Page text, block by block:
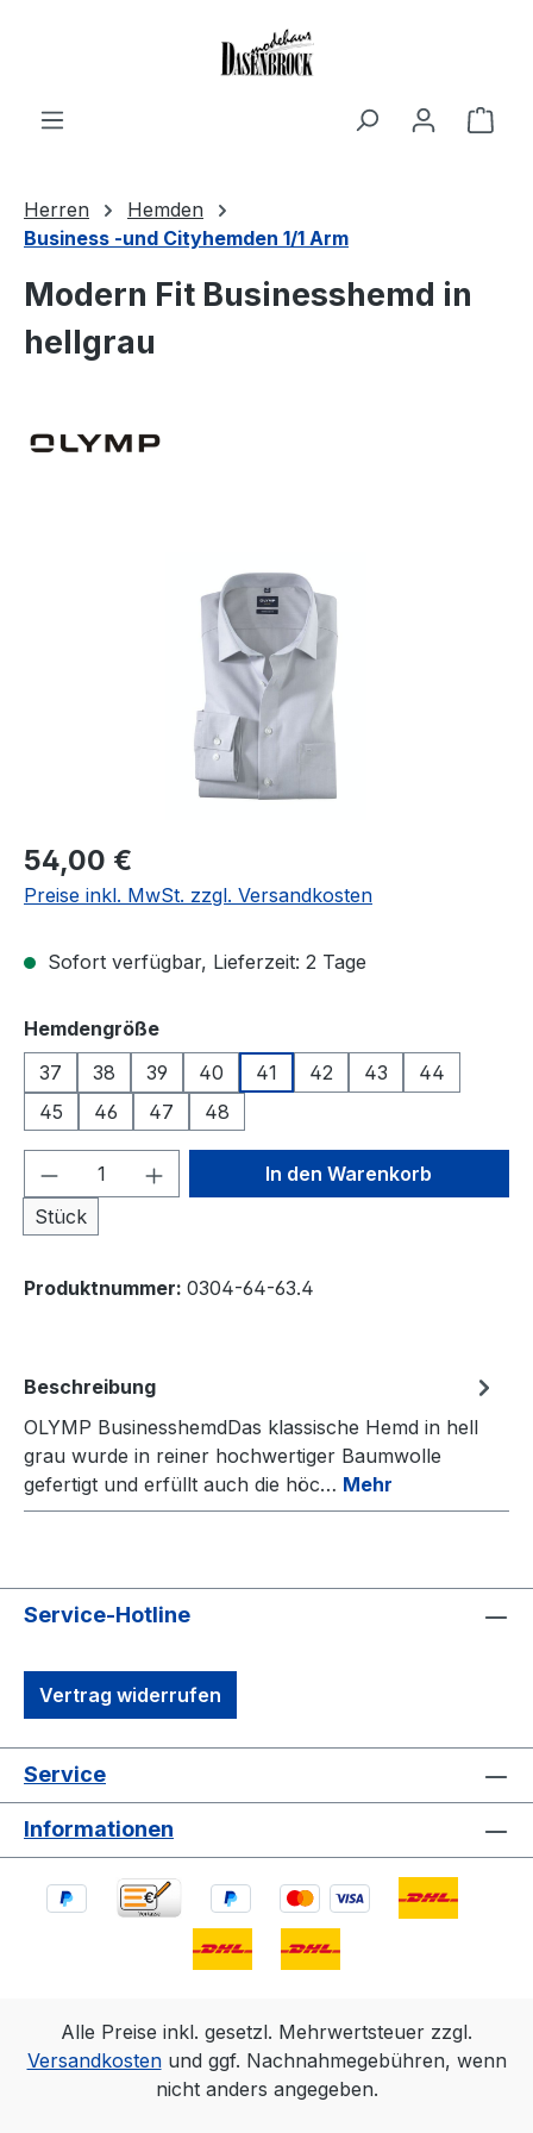
Herren
Hemden
Business -und Cityhemden 1/1 Arm
Modern Fit Businesshemd in
hellgrau
Regulärer Preis:
54,00 €
Preise inkl. MwSt. zzgl. Versandkosten
Sofort verfügbar, Lieferzeit: 2 Tage
Hemdengrößeauswählen
37
38 39 40 41 42 43
44
45
46 47 48
Produkt Anzahl: Gib den
Stück
In den Warenkorb
Produktnummer: 0304-64-63.4
Beschreibung
OLYMP BusinesshemdDas klassische Hemd in hell
grau wurde in reiner hochwertiger Baumwolle
gefertigt und erfüllt auch die höc… Mehr
Service-Hotline
Vertrag widerrufen
Service
Informationen
Alle Preise inkl. gesetzl. Mehrwertsteuer zzgl.
Versandkostenund ggf. Nachnahmegebühren, wenn
nicht anders angegeben.